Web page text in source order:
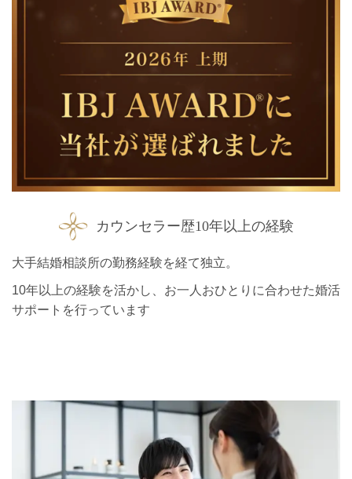
カウンセラー歴10年以上の経験
大手結婚相談所の勤務経験を経て独立。
10年以上の経験を活かし、お一人おひとりに合わせた婚活
サポートを行っています